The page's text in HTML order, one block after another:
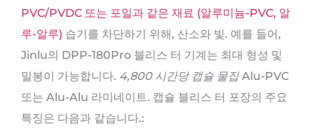
PVC/PVDC 또는 포일과 같은 재료 (알루미늄-PVC, 알
루-알루) 습기를 차단하기 위해, 산소와 빛. 예를 들어,
Jinlu의 DPP-180Pro 블리스 터 기계는 최대 형성 및
밀봉이 가능합니다. 4,800 시간당 캡슐 물집Alu-PVC
또는 Alu-Alu 라미네이트. 캡슐 블리스 터 포장의 주요
특징은 다음과 같습니다.: